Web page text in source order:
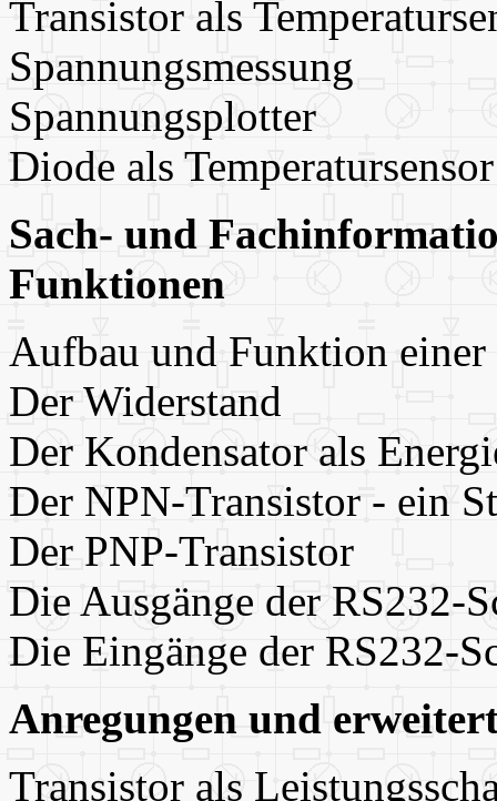
Transistor als
Spannungsmessung
Spannungsplotter
Diode als Temperatursensor
Sach- und
Funktionen
Aufbau und Funktion
Der Widerstand
Der Kondensator als
Der NPN-Transistor - ein
Der PNP-Transistor
Die Ausgänge der RS232-
Die Eingänge der RS232-
Anregungen und
Transistor als